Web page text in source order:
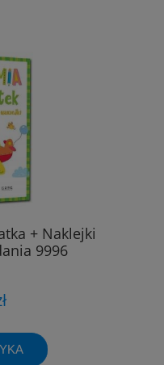
+ Naklejki
9996